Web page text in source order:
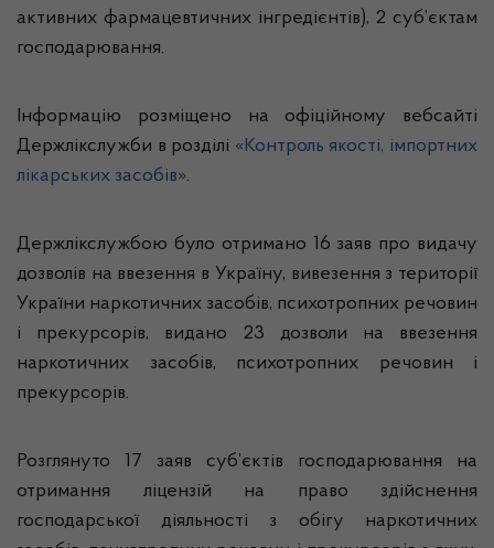
активних фармацевтичних інгредієнтів), 2 суб’єктам
господарювання.
Інформацію розміщено на офіційному вебсайті
Держлікслужби в розділі «Контроль якості, імпортних
лікарських засобів».
Держлікслужбою було отримано 16 заяв про видачу
дозволів на ввезення в Україну, вивезення з території
України наркотичних засобів, психотропних речовин
і прекурсорів, видано 23 дозволи на ввезення
наркотичних засобів, психотропних речовин і
прекурсорів.
Розглянуто 17 заяв суб’єктів господарювання на
отримання ліцензій на право здійснення
господарської діяльності з обігу наркотичних